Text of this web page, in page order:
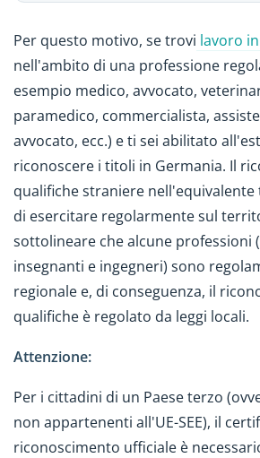
Per questo motivo, se trovi lavoro
nell'ambito di una professione
esempio medico, avvocato,
paramedico, commercialista,
avvocato, ecc.) e ti sei abilitato
riconoscere i titoli in Germania. Il
qualifiche straniere nell'equivalente
di esercitare regolarmente sul
sottolineare che alcune professioni
insegnanti e ingegneri) sono
regionale e, di conseguenza, il
qualifiche è regolato da leggi locali.
Attenzione:
Per i cittadini di un Paese terzo
non appartenenti all'UE-SEE), il
riconoscimento ufficiale è